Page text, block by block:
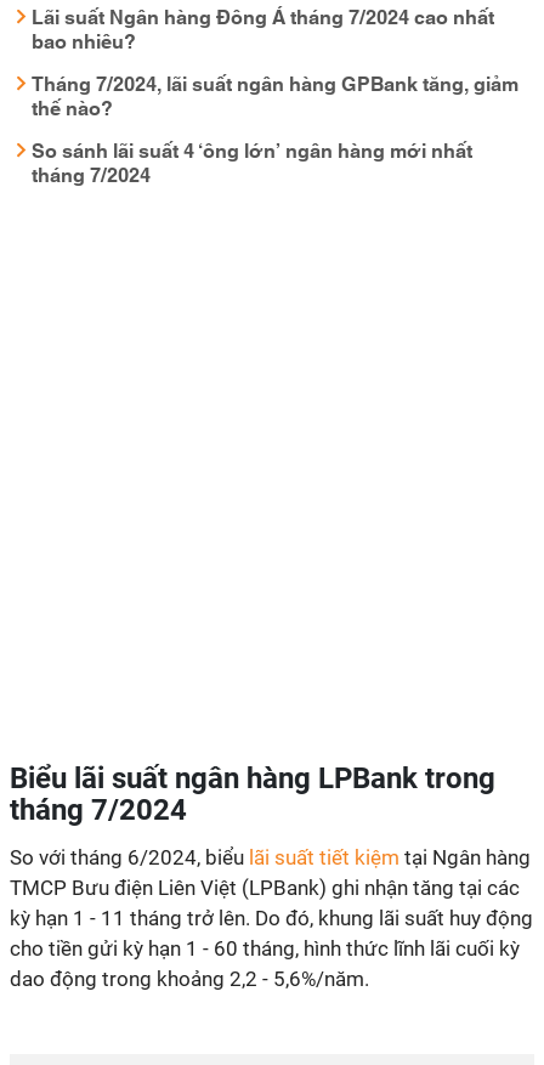
Lãi suất Ngân hàng Đông Á tháng 7/2024 cao nhất
bao nhiêu?
Tháng 7/2024, lãi suất ngân hàng GPBank tăng, giảm
thế nào?
So sánh lãi suất 4 ‘ông lớn’ ngân hàng mới nhất
tháng 7/2024
Biểu lãi suất ngân hàng LPBank trong
tháng 7/2024
So với tháng 6/2024, biểu lãi suất tiết kiệm tại Ngân hàng
TMCP Bưu điện Liên Việt (LPBank) ghi nhận tăng tại các
kỳ hạn 1 - 11 tháng trở lên. Do đó, khung lãi suất huy động
cho tiền gửi kỳ hạn 1 - 60 tháng, hình thức lĩnh lãi cuối kỳ
dao động trong khoảng 2,2 - 5,6%/năm.